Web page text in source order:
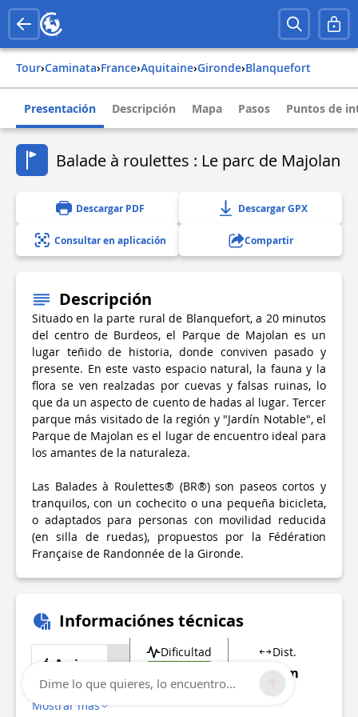
Tour› Caminata› france› aquitaine› gironde› blanquefort
Presentación Descripción Mapa Pasos Puntos de
Balade à roulettes : Le parc de Majolan
Descargar PDF Descargar GPX
Consultar en aplicación Compartir
Descripción
Situado en la parte rural de Blanquefort, a 20 minutos
del centro de Burdeos, el Parque de Majolan es un
lugar teñido de historia, donde conviven pasado y
presente. En este vasto espacio natural, la fauna y la
flora se ven realzadas por cuevas y falsas ruinas, lo
que da un aspecto de cuento de hadas al lugar. Tercer
parque más visitado de la región y "Jardín Notable", el
Parque de Majolan es el lugar de encuentro ideal para
los amantes de la naturaleza.
Las Balades à Roulettes® (BR®) son paseos cortos y
tranquilos, con un cochecito o una pequeña bicicleta,
o adaptados para personas con movilidad reducida
(en silla de ruedas), propuestos por la Fédération
Française de Randonnée de la Gironde.
Informaciónes técnicas
A pie
Dificultad Dist.
1.8 km
Mostrar más
Dime lo que quieres, lo encuentro...